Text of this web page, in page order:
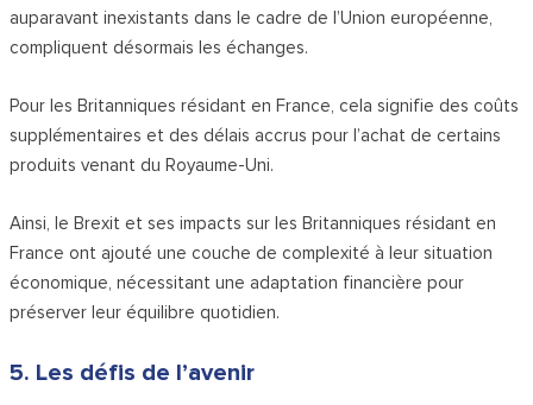
auparavant inexistants dans le cadre de l’Union européenne,
compliquent désormais les échanges.
Pour les Britanniques résidant en France, cela signifie des coûts
supplémentaires et des délais accrus pour l’achat de certains
produits venant du Royaume-Uni.
Ainsi, le Brexit et ses impacts sur les Britanniques résidant en
France ont ajouté une couche de complexité à leur situation
économique, nécessitant une adaptation financière pour
préserver leur équilibre quotidien.
5. Les défis de l’avenir